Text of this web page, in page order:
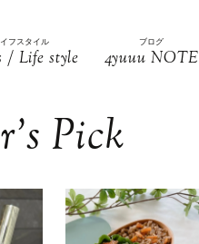
フスタイル
/ Life style
ブログ
4yuuu NOTE
Pick